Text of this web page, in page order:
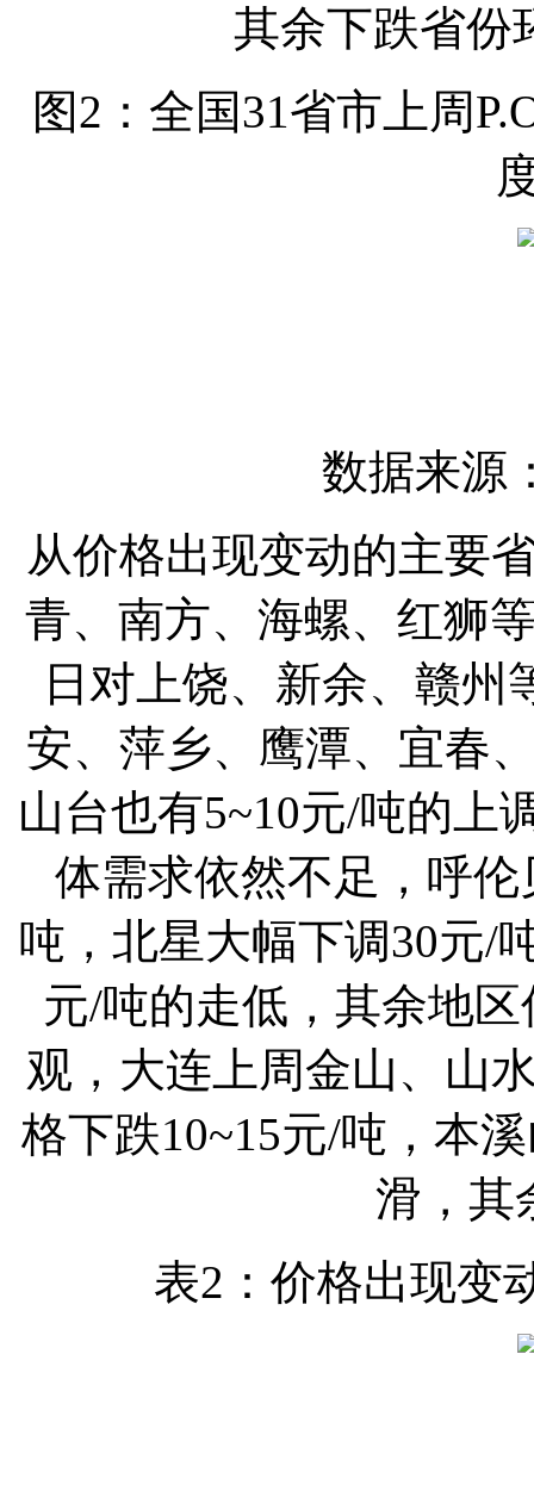
其余下跌省份
图2：全国31省市上周
数据来源
从价格出现变动的主要
青、南方、海螺、红狮
日对上饶、新余、赣州
安、萍乡、鹰潭、宜春
山台也有5~10元/吨的上
体需求依然不足，呼
吨，北星大幅下调30元/
元/吨的走低，其余地
观，大连上周金山、山
格下跌10~15元/吨，本
滑，其
表2：价格出现变